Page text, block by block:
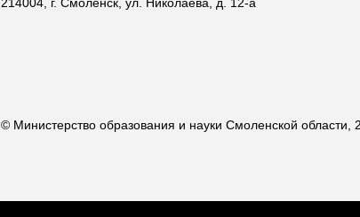
© Министерство образования и науки Смоленской области,